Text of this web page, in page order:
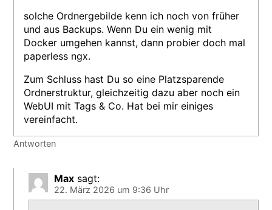
solche Ordnergebilde kenn ich noch von früher
und aus Backups. Wenn Du ein wenig mit
Docker umgehen kannst, dann probier doch mal
paperless ngx.
Zum Schluss hast Du so eine Platzsparende
Ordnerstruktur, gleichzeitig dazu aber noch ein
WebUI mit Tags & Co. Hat bei mir einiges
vereinfacht.
Antworten
Max sagt:
22. März 2026 um 9:36 Uhr